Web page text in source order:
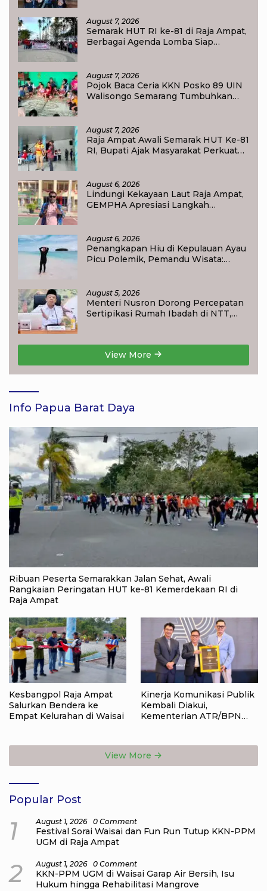
August 7, 2026
Semarak HUT RI ke-81 di Raja Ampat,
Berbagai Agenda Lomba Siap
August 7, 2026
Pojok Baca Ceria KKN Posko 89 UIN
Walisongo Semarang Tumbuhkan
August 7, 2026
Raja Ampat Awali Semarak HUT Ke-81
RI, Bupati Ajak Masyarakat Perkuat
August 6, 2026
Lindungi Kekayaan Laut Raja Ampat,
GEMPHA Apresiasi Langkah
August 6, 2026
Penangkapan Hiu di Kepulauan Ayau
Picu Polemik, Pemandu Wisata:
August 5, 2026
Menteri Nusron Dorong Percepatan
Sertipikasi Rumah Ibadah di NTT,
View More
Info Papua Barat Daya
Ribuan Peserta Semarakkan Jalan Sehat, Awali
Rangkaian Peringatan HUT ke-81 Kemerdekaan RI di
Raja Ampat
Kesbangpol Raja Ampat
Salurkan Bendera ke
Empat Kelurahan di Waisai
Kinerja Komunikasi Publik
Kembali Diakui,
Kementerian ATR/BPN
View More
Popular Post
1 August 1, 2026 0 Comment
Festival Sorai Waisai dan Fun Run Tutup KKN-PPM
UGM di Raja Ampat
2 August 1, 2026 0 Comment
KKN-PPM UGM di Waisai Garap Air Bersih, Isu
Hukum hingga Rehabilitasi Mangrove